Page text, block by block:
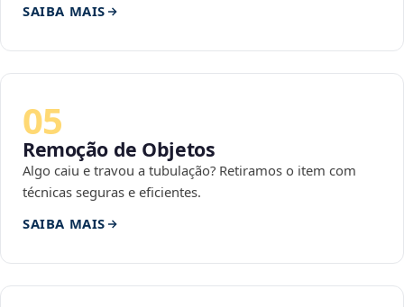
SAIBA MAIS
05
Remoção de Objetos
Algo caiu e travou a tubulação? Retiramos o item com
técnicas seguras e eficientes.
SAIBA MAIS